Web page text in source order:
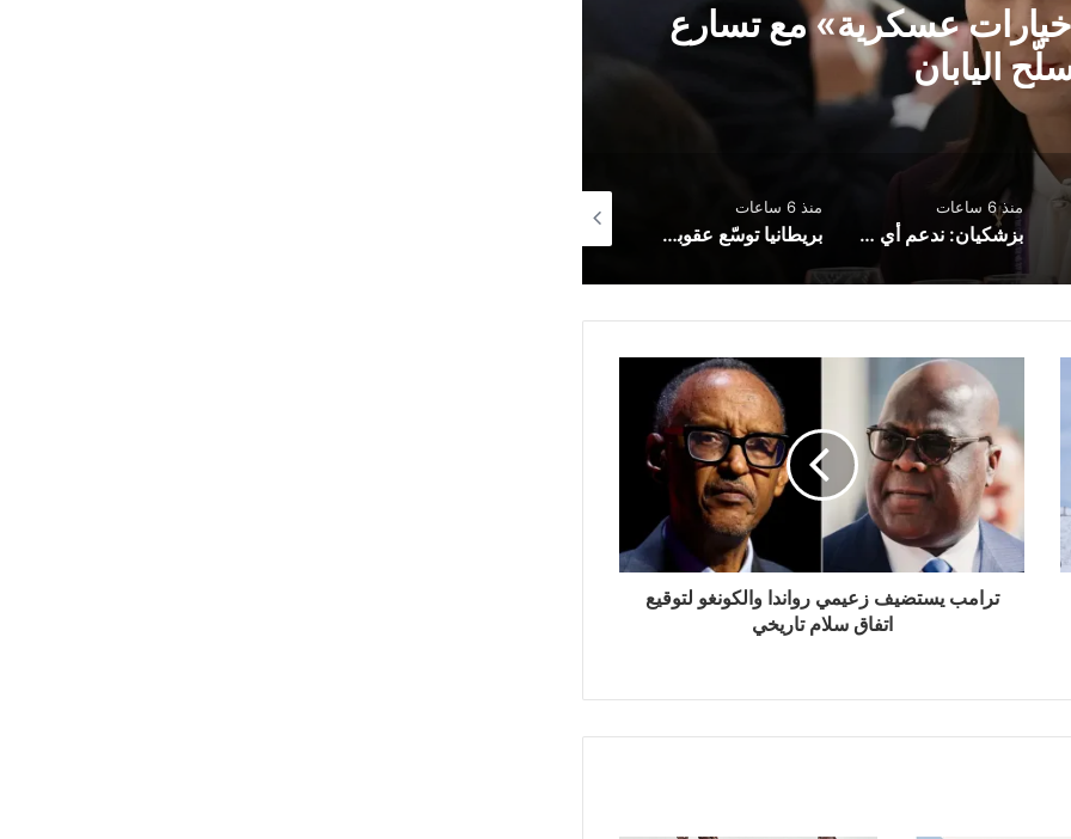
عسكرية» مع تسارع
اليابان
منذ 6 ساعات
بزشكيان: ندعم أي قرار يتخذه الفلسطينيون في مفاوضات غزة
منذ 6 ساعات
بريطانيا توسّع عقوباتها على روسيا بإضافة 19 بندًا جديدًا إلى قائمة العقوبات
ترامب يستضيف زعيمي رواندا والكونغو لتوقيع
اتفاق سلام تاريخي